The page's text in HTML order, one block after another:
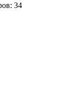
34